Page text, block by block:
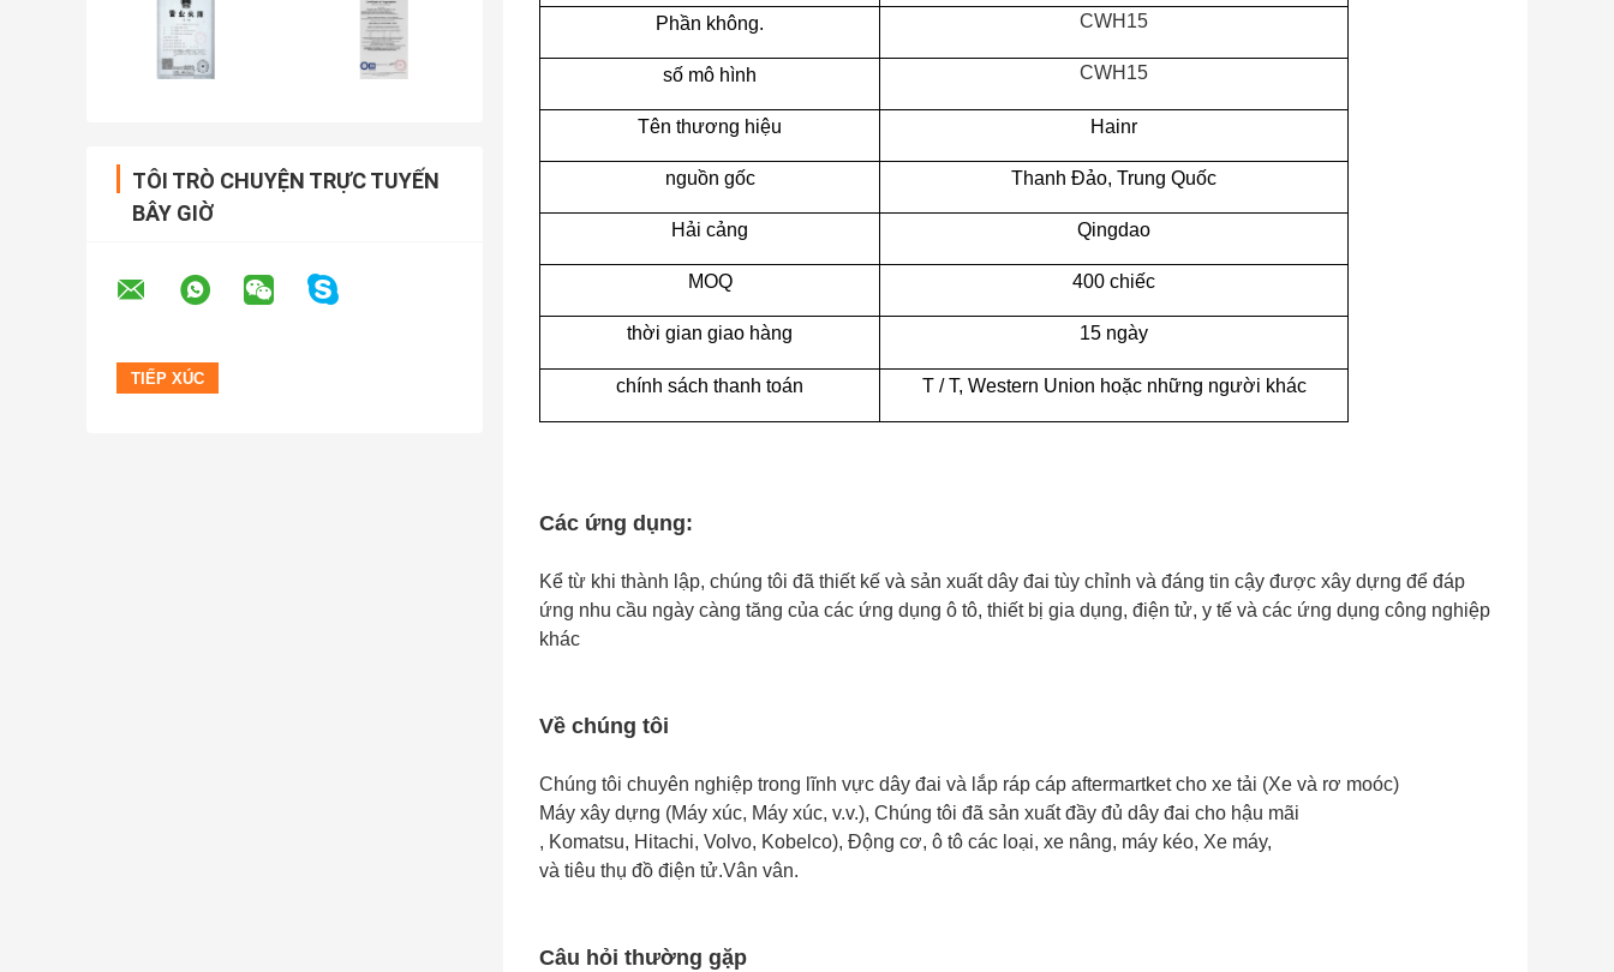
TÔI TRÒ CHUYỆN TRỰC TUYẾN
BÂY GIỜ
Phần không.
CWH15
số mô hình CWH15
Tên thương hiệu Hainr
nguồn gốc Thanh Đảo, Trung Quốc
Hải cảng Qingdao
MOQ 400 chiếc
thời gian giao hàng 15 ngày
chính sách thanh toán T / T, Western Union hoặc những người khác
Các ứng dụng:
Kể từ khi thành lập, chúng tôi đã thiết kế và sản xuất dây đai tùy chỉnh và đáng tin cậy được xây dựng để đáp
ứng nhu cầu ngày càng tăng của các ứng dụng ô tô, thiết bị gia dụng, điện tử, y tế và các ứng dụng công nghiệp
khác
Về chúng tôi
Chúng tôi chuyên nghiệp trong lĩnh vực dây đai và lắp ráp cáp aftermartket cho xe tải (Xe và rơ moóc)
Máy xây dựng (Máy xúc, Máy xúc, v.v.), Chúng tôi đã sản xuất đầy đủ dây đai cho hậu mãi
, Komatsu, Hitachi, Volvo, Kobelco), Động cơ, ô tô các loại, xe nâng, máy kéo, Xe máy,
và tiêu thụ đồ điện tử.Vân vân.
Câu hỏi thường gặp